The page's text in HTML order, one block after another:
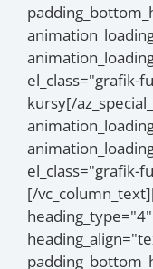
el_class="grafik-
kursy[/
el_class="grafik-
[/